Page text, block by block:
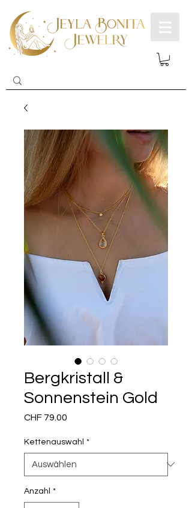
Bergkristall &
Sonnenstein Gold
CHF 79.00
Kettenauswahl *
Anzahl *